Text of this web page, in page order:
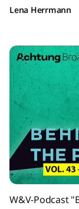
Lena Herrmann
W&V-Podcast